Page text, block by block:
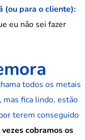
(ou para o cliente):
eu não sei fazer
todos os metais
mas fica lindo, estão
terem conseguido
cobramos os